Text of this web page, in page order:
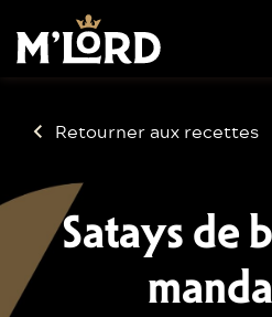
Retourner aux recettes
Satays de